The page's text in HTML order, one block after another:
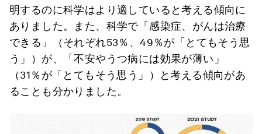
明するのに科学はより適していると考える傾向に
ありました。また、科学で「感染症、がんは治療
できる」（それぞれ53％、49％が「とてもそう思
う」）が、「不安やうつ病には効果が薄い」
（31％が「とてもそう思う」）と考える傾向があ
ることも分かりました。